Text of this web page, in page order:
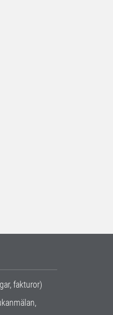
fakturor)